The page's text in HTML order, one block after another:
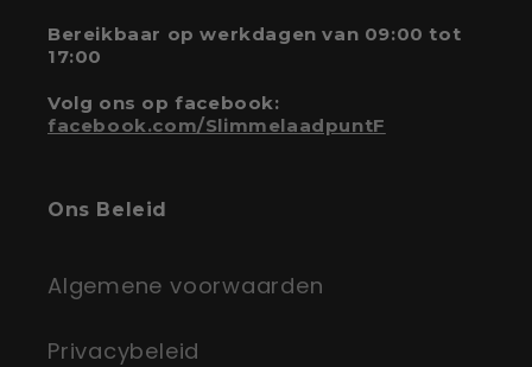
Bereikbaar op werkdagen van 09:00 tot
17:00
Volg ons op facebook:
facebook.com/SlimmelaadpuntF
Ons Beleid
Algemene voorwaarden
Privacybeleid